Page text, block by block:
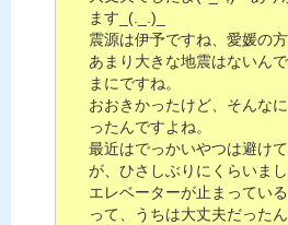
ます_(._.)_
震源は伊予ですね、愛媛の方
あまり大きな地震はないん
まにですね。
おおきかったけど、そんな
ったんですよね。
最近はでっかいやつは避け
が、ひさしぶりにくらいまし
エレベーターが止まってい
って、うちは大丈夫だったん